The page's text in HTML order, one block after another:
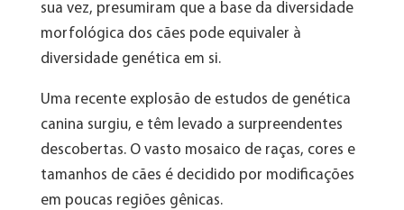
sua vez, presumiram que a base da diversidade
morfológica dos cães pode equivaler à
diversidade genética em si.
Uma recente explosão de estudos de genética
canina surgiu, e têm levado a surpreendentes
descobertas. O vasto mosaico de raças, cores e
tamanhos de cães é decidido por modificações
em poucas regiões gênicas.